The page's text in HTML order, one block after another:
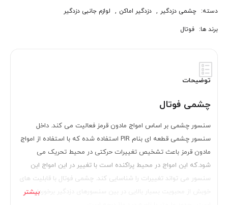
دسته: چشمی دزدگیر , دزدگیر اماکن , لوازم جانبی دزدگیر
برند ها: فوتال
توضیحات
چشمی فوتال
سنسور چشمی بر اساس امواج مادون قرمز فعالیت می کند. داخل
سنسور چشمی قطعه ای بنام PIR استفاده شده که با استفاده از امواج
مادون قرمز باعث تشخیص تغییرات حرکتی در محیط تحریک می
شود.که این امواج در محیط پراکنده است با تغییر در این امواج این
سنسور می تواند تغییرات را شناسایی کند. چشمی فوتال با قابلیت های
خوبش از محبویت بسیار بالایی در بین سنسورهای دزدگیر برخوردار